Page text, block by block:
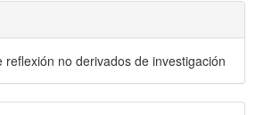
reflexión no derivados de investigación